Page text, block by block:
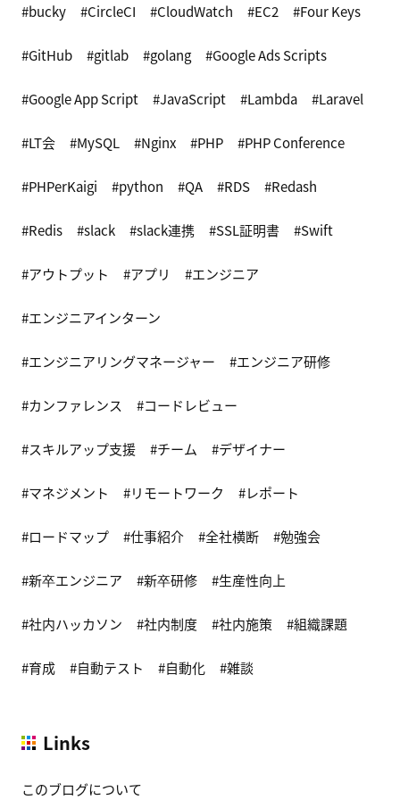
bucky CircleCI CloudWatch EC2 Four Keys
GitHub gitlab golang Google Ads Scripts
Google App Script JavaScript Lambda Laravel
LT会 MySQL Nginx PHP PHP Conference
PHPerKaigi python QA RDS Redash
Redis slack slack連携 SSL証明書 Swift
アウトプット アプリ エンジニア
エンジニアインターン
エンジニアリングマネージャー エンジニア研修
カンファレンス コードレビュー
スキルアップ支援 チーム デザイナー
マネジメント リモートワーク レポート
ロードマップ 仕事紹介 全社横断 勉強会
新卒エンジニア 新卒研修 生産性向上
社内ハッカソン 社内制度 社内施策 組織課題
育成 自動テスト 自動化 雑談
Links
このブログについて